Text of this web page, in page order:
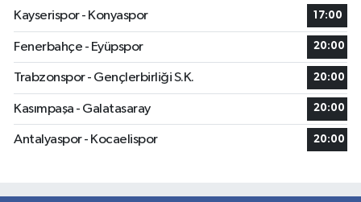
Kayserispor - Konyaspor
17:00
Fenerbahçe - Eyüpspor 20:00
Trabzonspor - Gençlerbirliği S.K. 20:00
Kasımpaşa - Galatasaray 20:00
Antalyaspor - Kocaelispor 20:00